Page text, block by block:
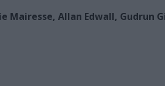
Mairesse, Allan Edwall, Gudrun